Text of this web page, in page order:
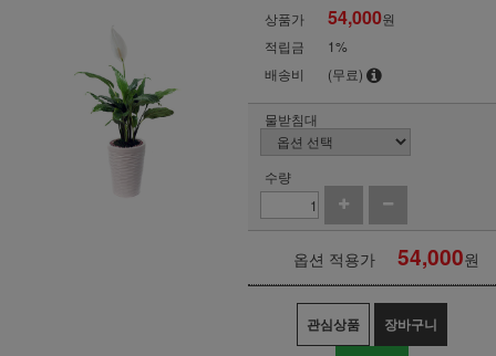
상품가 54,000원
적립금
1%
배송비
(무료)
물받침대
수량
옵션 적용가 54,000원
관심상품 장바구니